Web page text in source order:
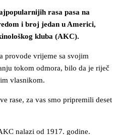
rasa pasa na
i broj jedan u Americi,
kluba (AKC).
provode vrijeme sa svojim
tokom odmora, bilo da je riječ
vlasnikom.
rase, za vas smo pripremili deset
nalazi od 1917. godine.